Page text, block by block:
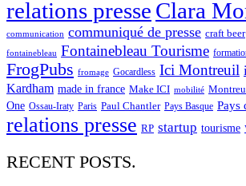
relations presse Clara
communication communiqué de presse craft beer
fontainebleau Fontainebleau Tourisme
FrogPubs fromage Gocardless Ici Montreuil
Kardham made in france Make ICI mobilité
One Ossau-Iraty Paris Paul Chantler Pays Basque Pays
relations presse RP startup tourisme
RECENT POSTS.